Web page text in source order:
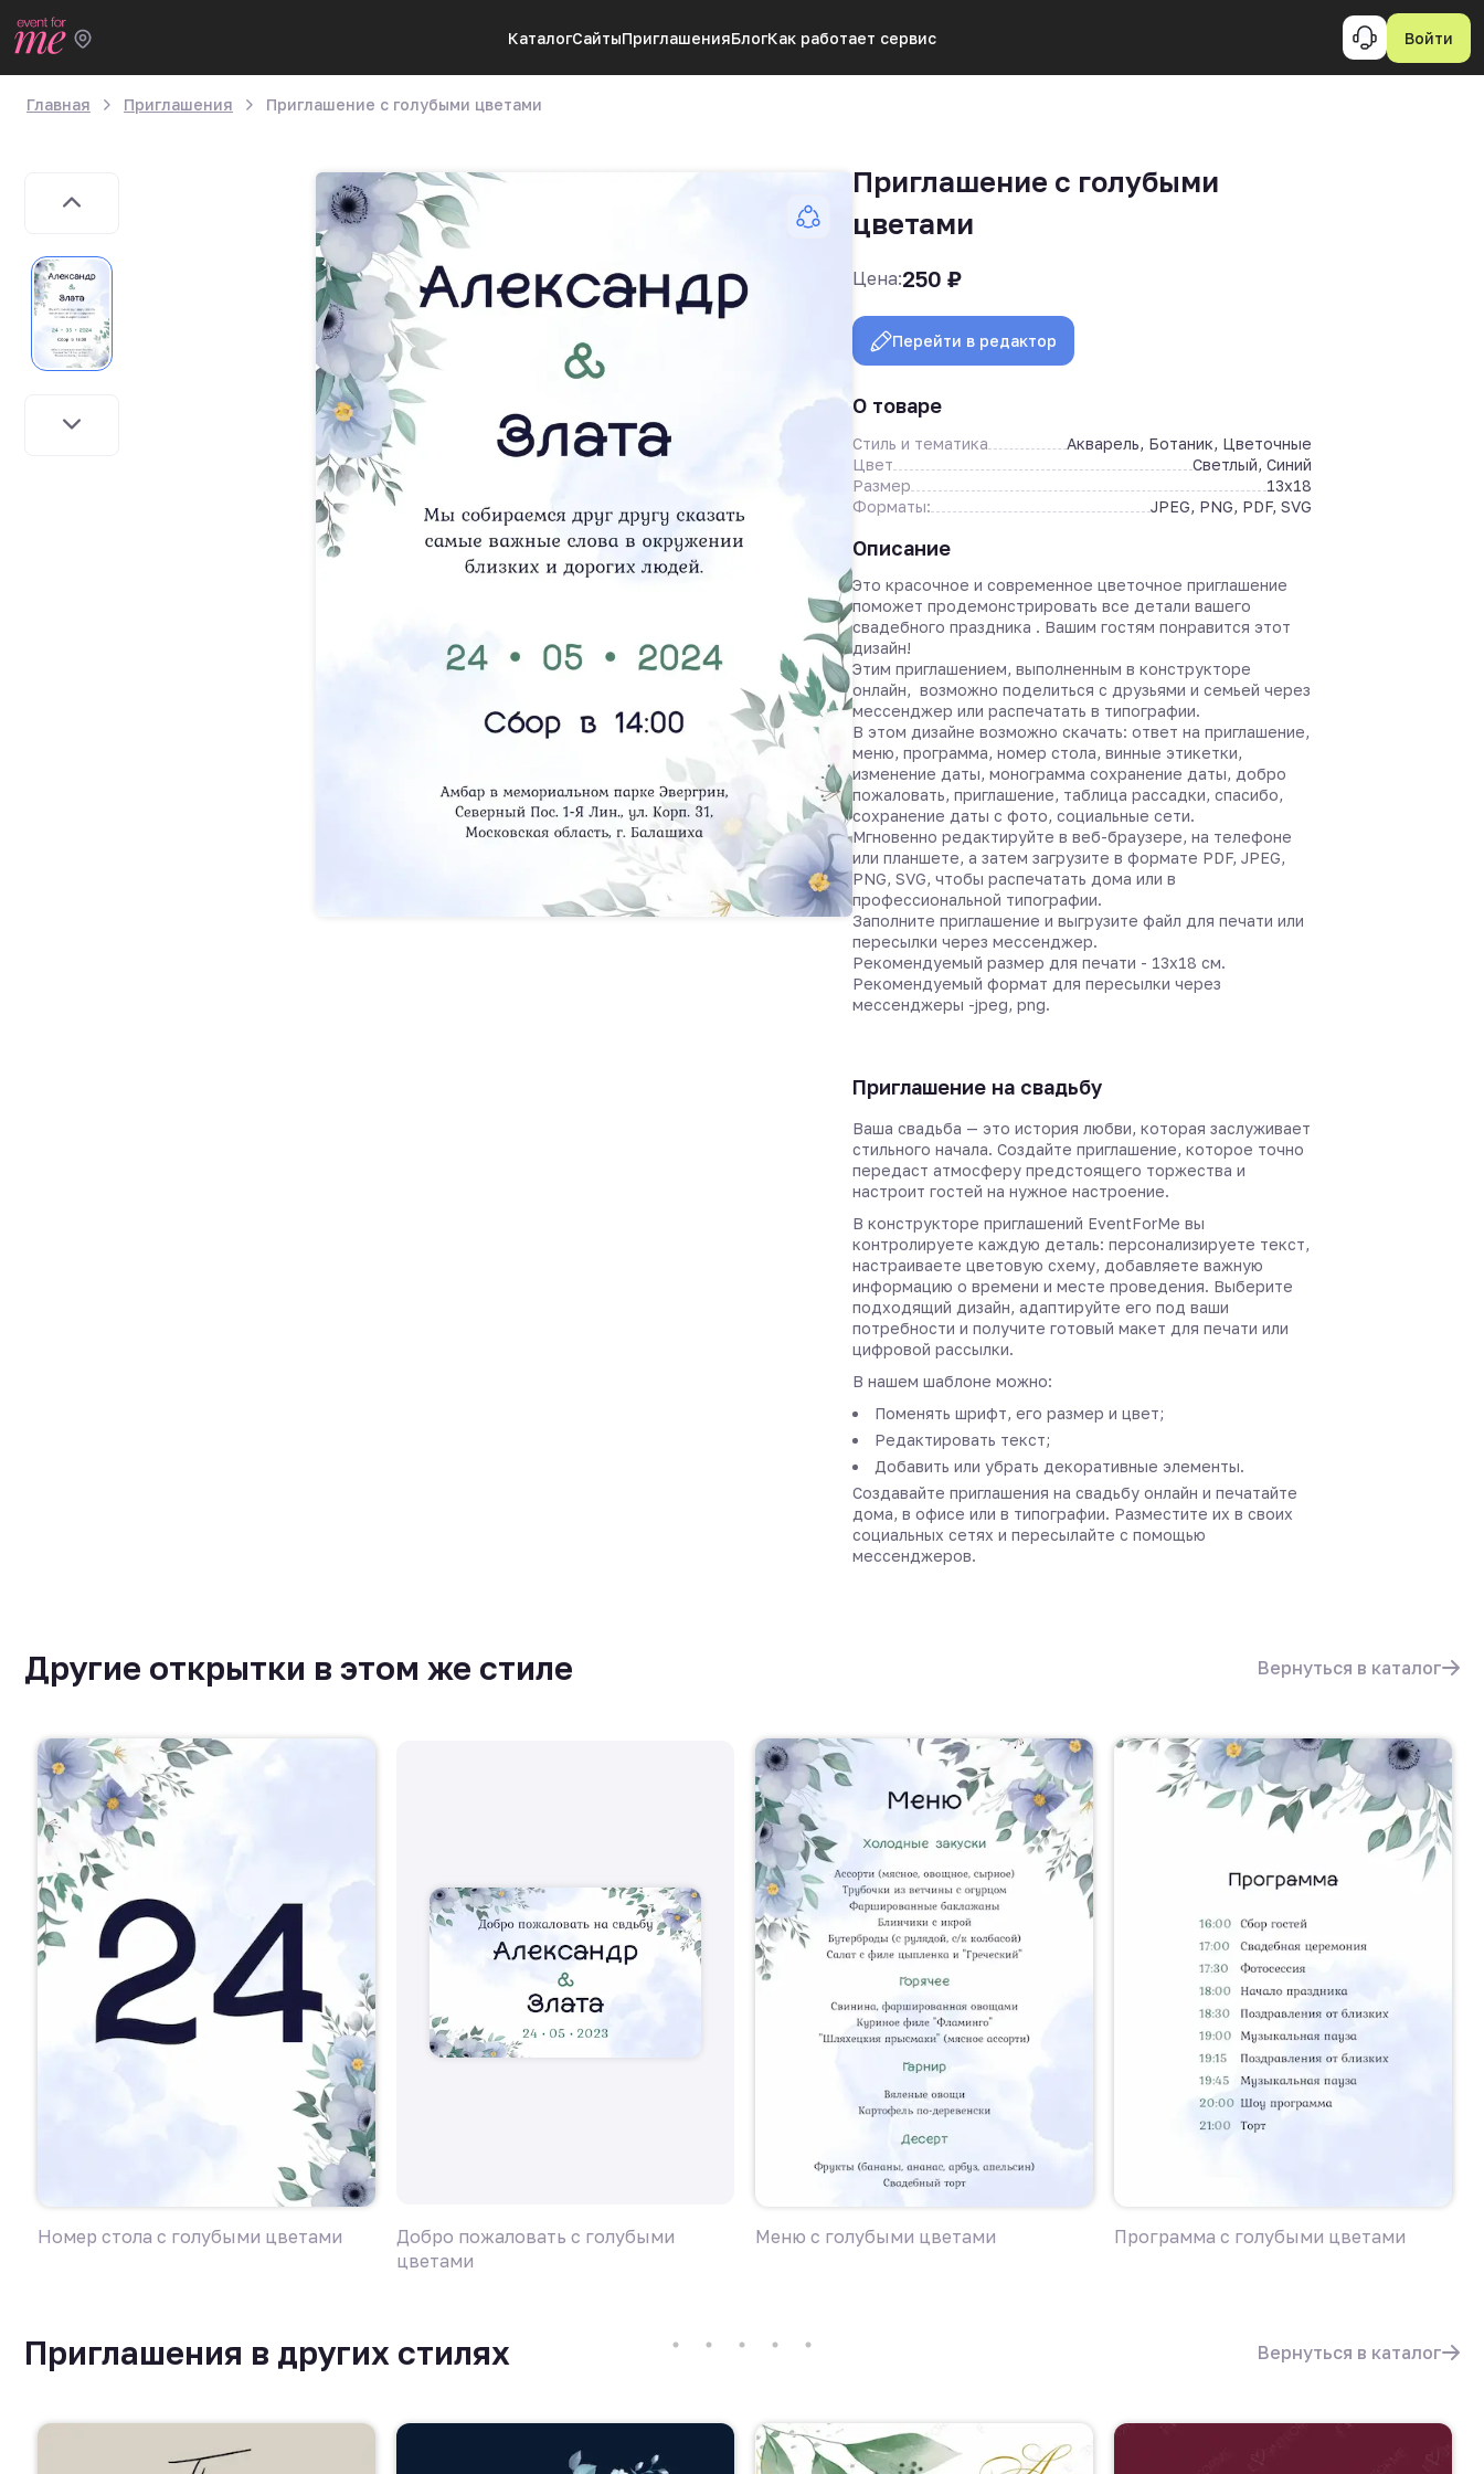
КаталогСайтыПриглашенияБлогКак работает сервис Войти
Главная Приглашения Приглашение с голубыми цветами
Приглашение с голубыми
цветами
Цена:250 ₽
Перейти в редактор
Описание
Это красочное и современное цветочное приглашение
поможет продемонстрировать все детали вашего
свадебного праздника . Вашим гостям понравится этот
дизайн!
Этим приглашением, выполненным в конструкторе
онлайн, возможно поделиться с друзьями и семьей через
мессенджер или распечатать в типографии.
В этом дизайне возможно скачать: ответ на приглашение,
меню, программа, номер стола, винные этикетки,
изменение даты, монограмма сохранение даты, добро
пожаловать, приглашение, таблица рассадки, спасибо,
сохранение даты с фото, социальные сети.
Мгновенно редактируйте в веб-браузере, на телефоне
или планшете, а затем загрузите в формате PDF, JPEG,
PNG, SVG, чтобы распечатать дома или в
профессиональной типографии.
Заполните приглашение и выгрузите файл для печати или
пересылки через мессенджер.
Рекомендуемый размер для печати - 13х18 см.
Рекомендуемый формат для пересылки через
мессенджеры -jpeg, png.
Приглашение на свадьбу
Ваша свадьба — это история любви, которая заслуживает
стильного начала. Создайте приглашение, которое точно
передаст атмосферу предстоящего торжества и
настроит гостей на нужное настроение.
В конструкторе приглашений EventForMe вы
контролируете каждую деталь: персонализируете текст,
настраиваете цветовую схему, добавляете важную
информацию о времени и месте проведения. Выберите
подходящий дизайн, адаптируйте его под ваши
потребности и получите готовый макет для печати или
цифровой рассылки.
В нашем шаблоне можно:
Поменять шрифт, его размер и цвет;
Редактировать текст;
Добавить или убрать декоративные элементы.
Создавайте приглашения на свадьбу онлайн и печатайте
дома, в офисе или в типографии. Разместите их в своих
социальных сетях и пересылайте с помощью
мессенджеров.
О товаре
Стиль и тематика
Акварель, Ботаник, Цветочные
Цвет
Светлый, Синий
Размер
13x18
Форматы:
JPEG, PNG, PDF, SVG
Другие открытки в этом же стиле Вернуться в каталог
Номер стола с голубыми цветами
Добро пожаловать с голубыми
цветами
Меню с голубыми цветами Программа с голубыми цветами
Приглашения в других стилях Вернуться в каталог